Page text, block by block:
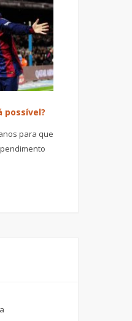
possível?
para que